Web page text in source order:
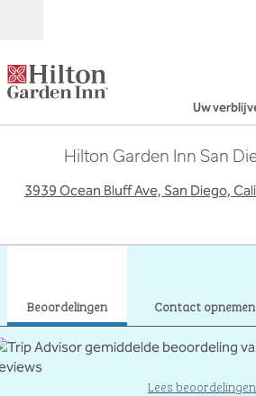
Uw
Hilton Garden Inn San
3939 Ocean Bluff Ave, San Diego,
Beoordelingen Contact opnemen
Lees beoordelingen